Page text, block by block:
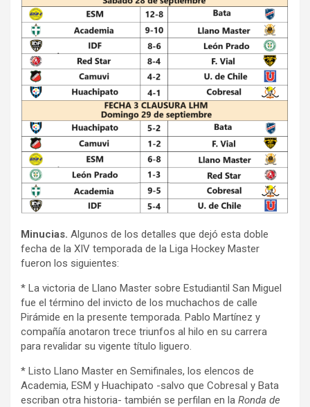
Minucias. Algunos de los detalles que dejó esta doble
fecha de la XIV temporada de la Liga Hockey Master
fueron los siguientes:
* La victoria de Llano Master sobre Estudiantil San Miguel
fue el término del invicto de los muchachos de calle
Pirámide en la presente temporada. Pablo Martínez y
compañía anotaron trece triunfos al hilo en su carrera
para revalidar su vigente título liguero.
* Listo Llano Master en Semifinales, los elencos de
Academia, ESM y Huachipato -salvo que Cobresal y Bata
escriban otra historia- también se perfilan en la Ronda de